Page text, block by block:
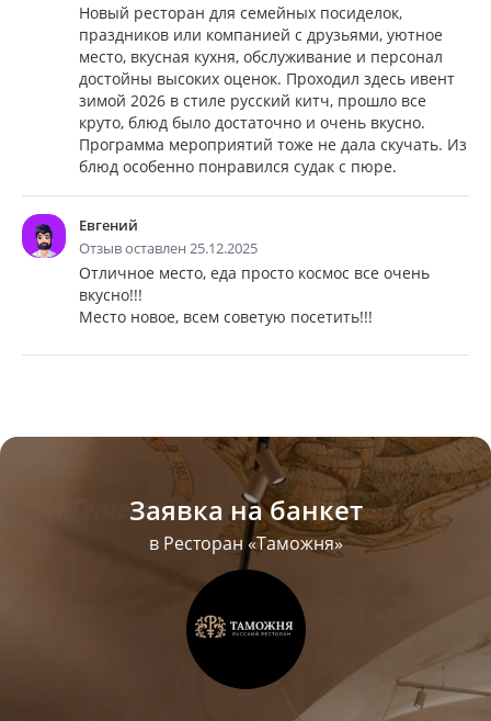
Новый ресторан для семейных посиделок,
праздников или компанией с друзьями, уютное
место, вкусная кухня, обслуживание и персонал
достойны высоких оценок. Проходил здесь ивент
зимой 2026 в стиле русский китч, прошло все
круто, блюд было достаточно и очень вкусно.
Программа мероприятий тоже не дала скучать. Из
блюд особенно понравился судак с пюре.
Евгений
Отзыв оставлен 25.12.2025
Отличное место, еда просто космос все очень
вкусно!!!
Место новое, всем советую посетить!!!
Заявка на банкет
в Ресторан «Таможня»